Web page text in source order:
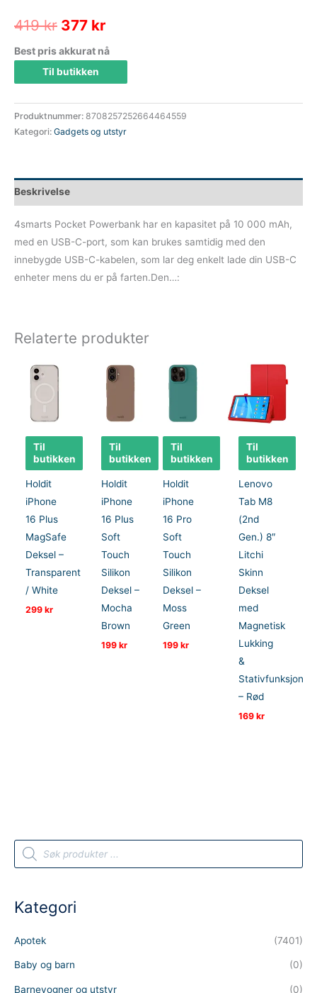
419kr Opprinnelig
pris
var:
419 kr.
377 krNåværende
pris
377 kr.
Best pris akkurat nå
Til butikken
Produktnummer: 8708257252664464559
Kategori: Gadgets og utstyr
Beskrivelse
4smarts Pocket Powerbank har en kapasitet på 10 000 mAh,
med en USB-C-port, som kan brukes samtidig med den
innebygde USB-C-kabelen, som lar deg enkelt lade din USB-C
enheter mens du er på farten.Den…:
Relaterte produkter
Til
butikken
Holdit
iPhone
16 Plus
MagSafe
Deksel –
Transparent
/ White
299kr
Til
butikken
Holdit
iPhone
16 Plus
Soft
Touch
Silikon
Deksel –
Mocha
Brown
199kr
Til
butikken
Holdit
iPhone
16 Pro
Soft
Touch
Silikon
Deksel –
Moss
Green
199kr
Til
butikken
Lenovo
Tab M8
(2nd
Gen.) 8″
Litchi
Skinn
Deksel
med
Magnetisk
Lukking
&
Stativfunksjon
– Rød
169kr
P
d
t
s
a
r
h
Kategori
Apotek (7401)
Baby og barn (0)
Barnevogner og utstyr (0)